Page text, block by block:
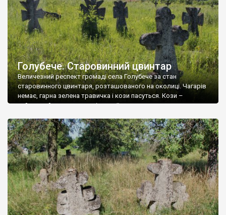
Голубече. Старовинний цвинтар
Величезний респект громаді села Голубече за стан
старовинного цвинтаря, розташованого на околиці. Чагарів
немає, гарна зелена травичка і кози пасуться. Кози –
найкращий регулятор шкідливої, для старих кладовищ,
бруньками, кози ті бруньки обгризають, бо то улюблений
делікатес. На цвинтарі у Голубечому ціла колекція
різноманітних форм хрестів. Село відносно невелике, […]